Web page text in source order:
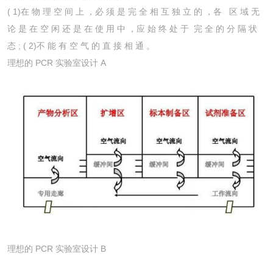
( 1)在 物 理 空 间 上 ，必 须 是 完 全 相 互 独 立 的 ，各 区 域 无
论 是 在 空 闲 还 是 在 使 用 中 ，应 始 终 处 于 完 全 的 分 隔 状
态 ; ( 2)不 能 有 空 气 的 直 接 相 通 。
理想的 PCR 实验室设计 A
理想的 PCR 实验室设计 B